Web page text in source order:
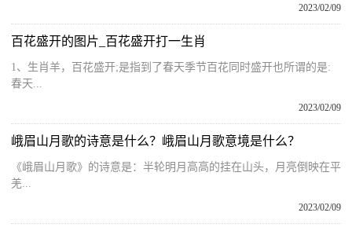
2023/02/09
百花盛开的图片_百花盛开打一生肖
1、生肖羊，百花盛开;是指到了春天季节百花同时盛开也所谓的是:
春天...
2023/02/09
峨眉山月歌的诗意是什么？峨眉山月歌意境是什么？
《峨眉山月歌》的诗意是：半轮明月高高的挂在山头，月亮倒映在平
羌...
2023/02/09